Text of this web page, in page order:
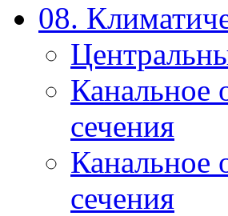
08.
Канальное
сечения
Канальное
сечения